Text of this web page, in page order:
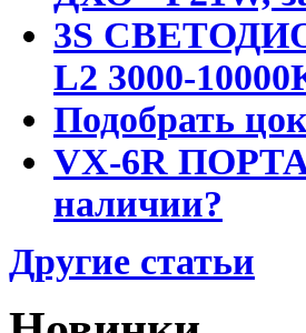
3S
L2 3000-
Подобрать
VX-6R
наличии?
Другие статьи